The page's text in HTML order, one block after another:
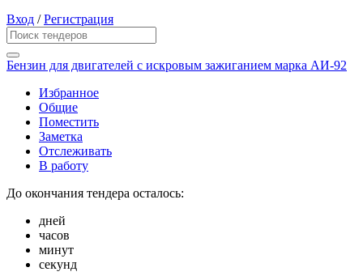
Вход /Регистрация
Бензин для двигателей с искровым зажиганием марка АИ-92
Избранное
Общие
Поместить
Заметка
Отслеживать
В работу
До окончания тендера осталось:
дней
часов
минут
секунд